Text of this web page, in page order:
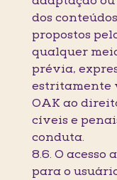
dos
propostos
qualquer
prévia,
estritamente
OAK ao
cíveis e
conduta.
8.6. O acesso
para o